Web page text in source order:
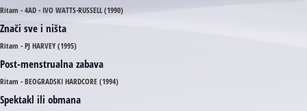
Ritam - 4AD - IVO WATTS-RUSSELL (1990)
Znači sve i ništa
Ritam - PJ HARVEY (1995)
Post-menstrualna zabava
Ritam - BEOGRADSKI HARDCORE (1994)
Spektakl ili obmana